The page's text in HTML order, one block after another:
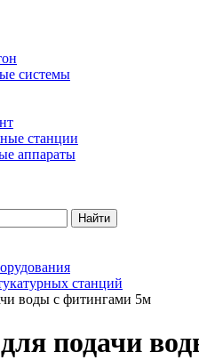
системы
станции
аппараты
Найти
станций
воды с фитингами 5м
подачи